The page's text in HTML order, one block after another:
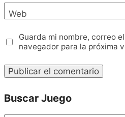
Web
Guarda mi nombre, correo
navegador para la próxima
Buscar Juego